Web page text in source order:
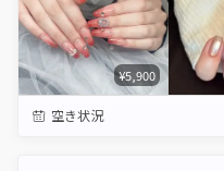
¥5,900
空き状況